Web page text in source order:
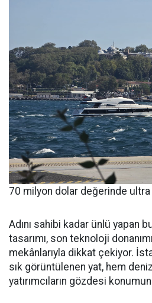
70 milyon dolar değerinde
Adını sahibi kadar ünlü yapan
tasarımı, son teknoloji
mekânlarıyla dikkat çekiyor.
sık görüntülenen yat, hem
yatırımcıların gözdesi